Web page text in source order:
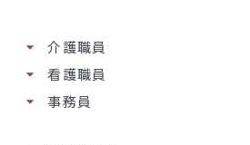
介護職員
看護職員
事務員